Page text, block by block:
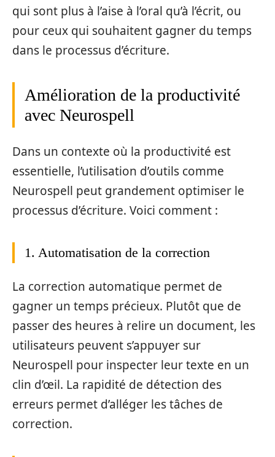
qui sont plus à l’aise à l’oral qu’à l’écrit, ou
pour ceux qui souhaitent gagner du temps
dans le processus d’écriture.
Amélioration de la productivité
avec Neurospell
Dans un contexte où la productivité est
essentielle, l’utilisation d’outils comme
Neurospell peut grandement optimiser le
processus d’écriture. Voici comment :
1. Automatisation de la correction
La correction automatique permet de
gagner un temps précieux. Plutôt que de
passer des heures à relire un document, les
utilisateurs peuvent s’appuyer sur
Neurospell pour inspecter leur texte en un
clin d’œil. La rapidité de détection des
erreurs permet d’alléger les tâches de
correction.